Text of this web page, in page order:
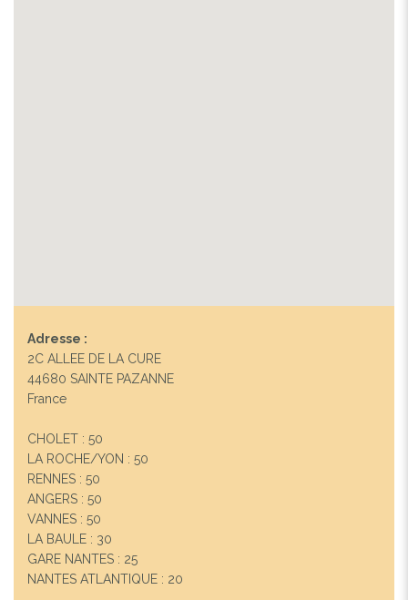
Adresse :
2C ALLEE DE LA CURE
44680 SAINTE PAZANNE
France
CHOLET : 50
LA ROCHE/YON : 50
RENNES : 50
ANGERS : 50
VANNES : 50
LA BAULE : 30
GARE NANTES : 25
NANTES ATLANTIQUE : 20